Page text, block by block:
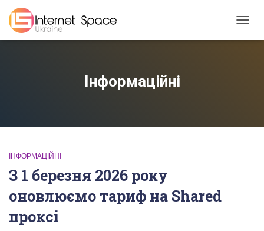
Інформаційні
ІНФОРМАЦІЙНІ
З 1 березня 2026 року
оновлюємо тариф на Shared
проксі